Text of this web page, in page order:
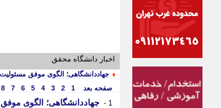
اخبار دانشگاه محقق
جهاددانشگاهی؛ الگوی موفق
صفحه بعد
1
2
3
4
5
6
7
8
1 -
جهاددانشگاهی؛ الگوی